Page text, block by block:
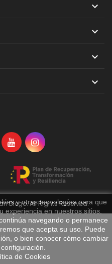




y otras tecnologías para que
experiencia en nuestros sitios.
navegando o permanece
que acepta su uso. Puede
o bien conocer cómo cambiar
de Cookies
Diego. All Rights Reserved.